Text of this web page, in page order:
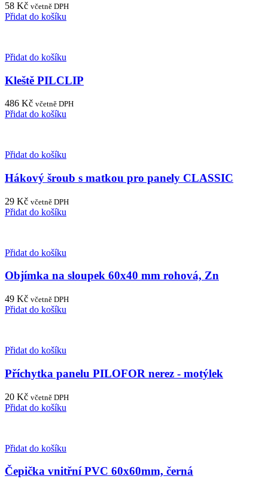
58 Kč včetně DPH
Přidat do košíku
Přidat do košíku
Kleště PILCLIP
486 Kč včetně DPH
Přidat do košíku
Přidat do košíku
Hákový šroub s matkou pro panely CLASSIC
29 Kč včetně DPH
Přidat do košíku
Přidat do košíku
Objímka na sloupek 60x40 mm rohová, Zn
49 Kč včetně DPH
Přidat do košíku
Přidat do košíku
Příchytka panelu PILOFOR nerez - motýlek
20 Kč včetně DPH
Přidat do košíku
Přidat do košíku
Čepička vnitřní PVC 60x60mm, černá